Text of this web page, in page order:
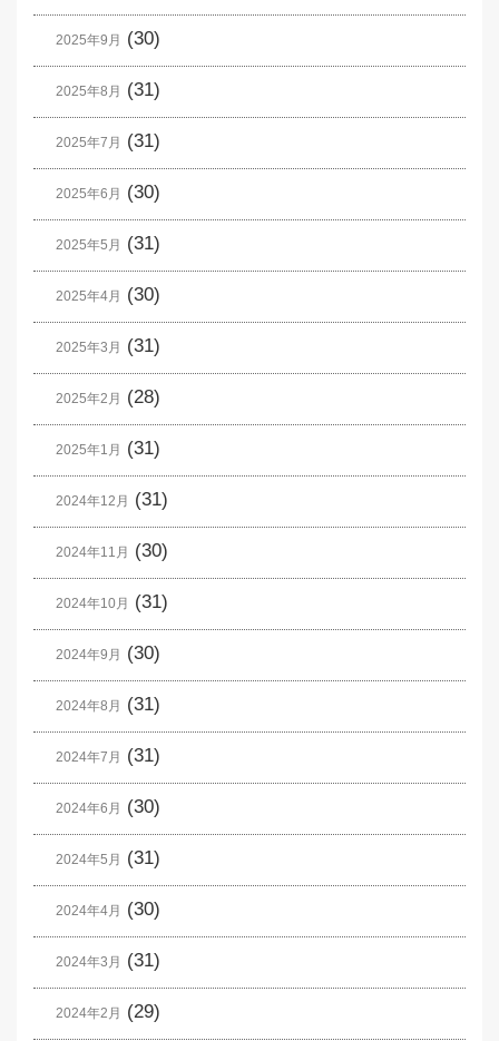
2025年9月 (30)
2025年8月 (31)
2025年7月 (31)
2025年6月 (30)
2025年5月 (31)
2025年4月 (30)
2025年3月 (31)
2025年2月 (28)
2025年1月 (31)
2024年12月 (31)
2024年11月 (30)
2024年10月 (31)
2024年9月 (30)
2024年8月 (31)
2024年7月 (31)
2024年6月 (30)
2024年5月 (31)
2024年4月 (30)
2024年3月 (31)
2024年2月 (29)